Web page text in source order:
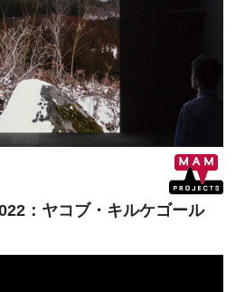
：ヤコブ・キルケゴール